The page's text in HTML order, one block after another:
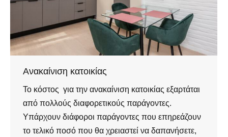
Ανακαίνιση κατοικίας
Το κόστος για την ανακαίνιση κατοικίας εξαρτάται
από πολλούς διαφορετικούς παράγοντες.
Υπάρχουν διάφοροι παράγοντες που επηρεάζουν
το τελικό ποσό που θα χρειαστεί να δαπανήσετε,